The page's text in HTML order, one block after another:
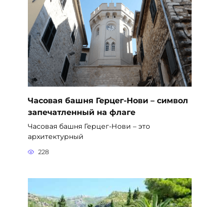
Часовая башня Герцег-Нови – символ
запечатленный на флаге
Часовая башня Герцег-Нови – это
архитектурный
228